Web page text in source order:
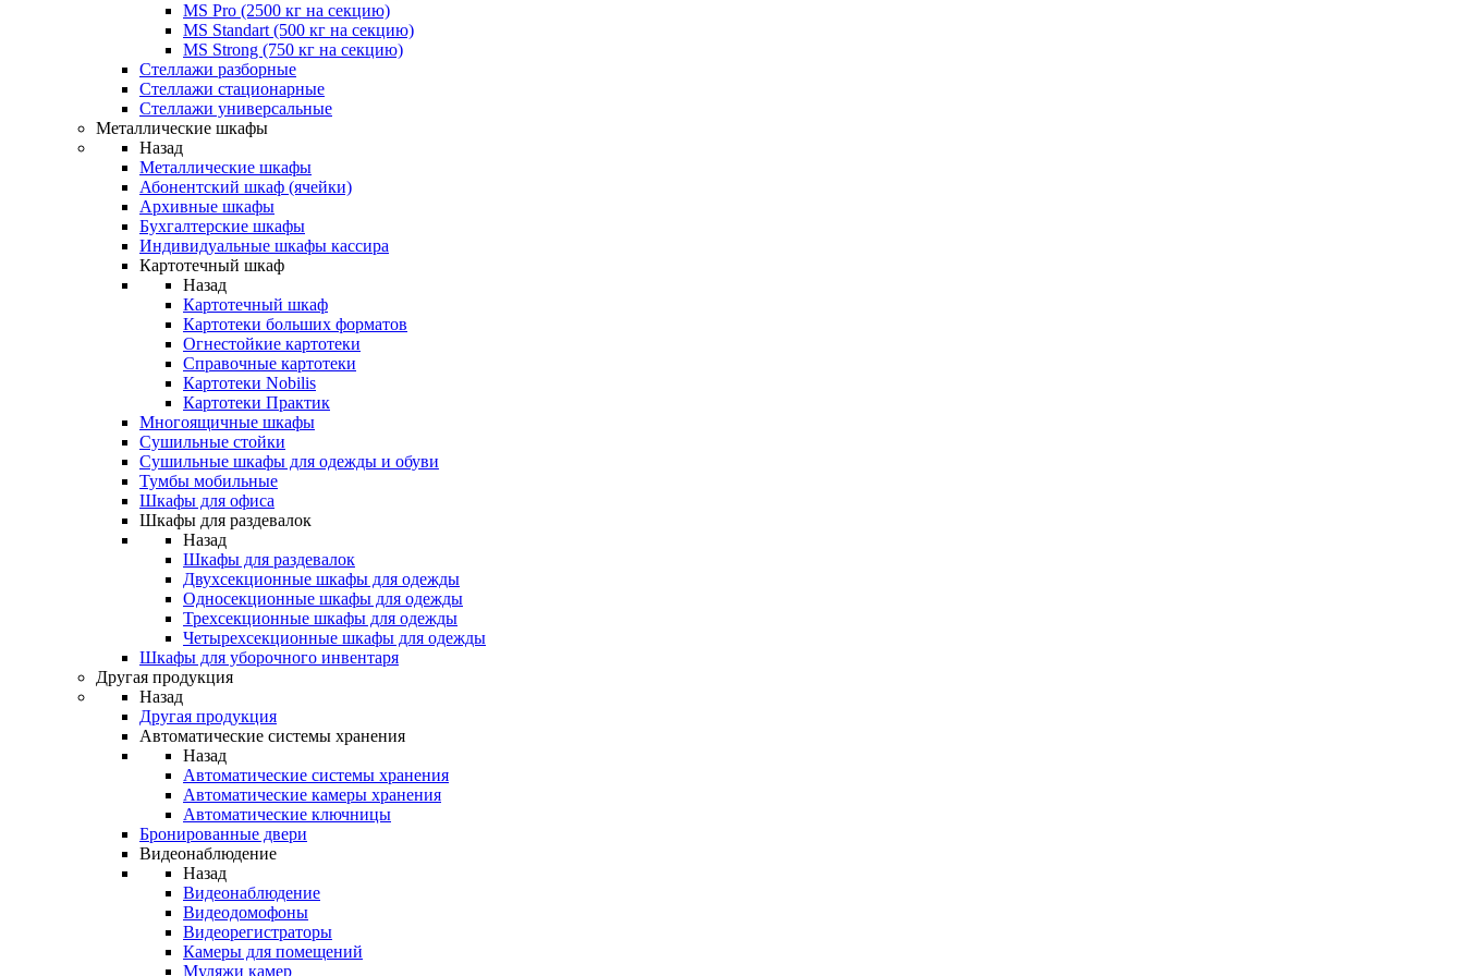
MS Pro (2500 кг на секцию)
MS Standart (500 кг на секцию)
MS Strong (750 кг на секцию)
Стеллажи разборные
Стеллажи стационарные
Стеллажи универсальные
Металлические шкафы
Назад
Металлические шкафы
Абонентский шкаф (ячейки)
Архивные шкафы
Бухгалтерские шкафы
Индивидуальные шкафы кассира
Картотечный шкаф
Назад
Картотечный шкаф
Картотеки больших форматов
Огнестойкие картотеки
Справочные картотеки
Картотеки Nobilis
Картотеки Практик
Многоящичные шкафы
Сушильные стойки
Сушильные шкафы для одежды и обуви
Тумбы мобильные
Шкафы для офиса
Шкафы для раздевалок
Назад
Шкафы для раздевалок
Двухсекционные шкафы для одежды
Односекционные шкафы для одежды
Трехсекционные шкафы для одежды
Четырехсекционные шкафы для одежды
Шкафы для уборочного инвентаря
Другая продукция
Назад
Другая продукция
Автоматические системы хранения
Назад
Автоматические системы хранения
Автоматические камеры хранения
Автоматические ключницы
Бронированные двери
Видеонаблюдение
Назад
Видеонаблюдение
Видеодомофоны
Видеорегистраторы
Камеры для помещений
Муляжи камер